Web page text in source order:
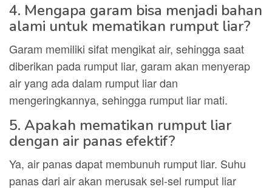
4. Mengapa garam bisa menjadi bahan
alami untuk mematikan rumput liar?
Garam memiliki sifat mengikat air, sehingga saat
diberikan pada rumput liar, garam akan menyerap
air yang ada dalam rumput liar dan
mengeringkannya, sehingga rumput liar mati.
5. Apakah mematikan rumput liar
dengan air panas efektif?
Ya, air panas dapat membunuh rumput liar. Suhu
panas dari air akan merusak sel-sel rumput liar